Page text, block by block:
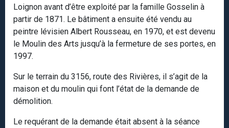
Loignon avant d’être exploité par la famille Gosselin à
partir de 1871. Le bâtiment a ensuite été vendu au
peintre lévisien Albert Rousseau, en 1970, et est devenu
le Moulin des Arts jusqu’à la fermeture de ses portes, en
1997.
Sur le terrain du 3156, route des Rivières, il s’agit de la
maison et du moulin qui font l’état de la demande de
démolition.
Le requérant de la demande était absent à la séance